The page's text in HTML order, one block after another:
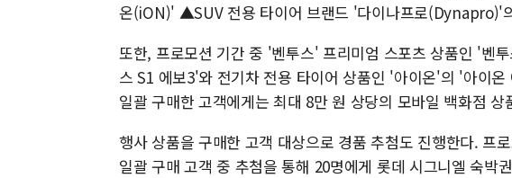
온(iON)' ▲SUV 전용 타이어 브랜드 '다이나프로(Dynapro)'
또한, 프로모션 기간 중 '벤투스' 프리미엄 스포츠 상품인 '벤
스 S1 에보3'와 전기차 전용 타이어 상품인 '아이온'의 '아이
일괄 구매한 고객에게는 최대 8만 원 상당의 모바일 백화점 상
행사 상품을 구매한 고객 대상으로 경품 추첨도 진행한다. 프
일괄 구매 고객 중 추첨을 통해 20명에게 롯데 시그니엘 숙박